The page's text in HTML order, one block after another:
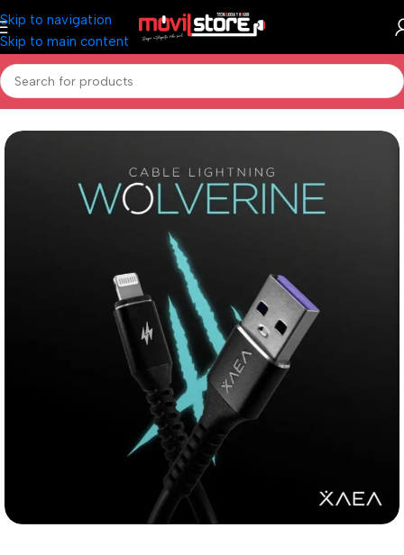
Skip to navigation
Skip to main content
Inicio/Accesorios Celulares/Cables y Adaptadores